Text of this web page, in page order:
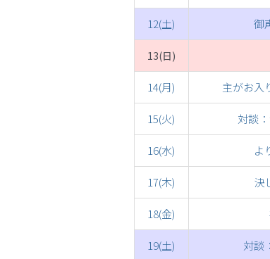
12(土) 御
13(日)
14(月) 主がお入
15(火) 対談
16(水) よ
17(木) 決
18(金)
19(土) 対談